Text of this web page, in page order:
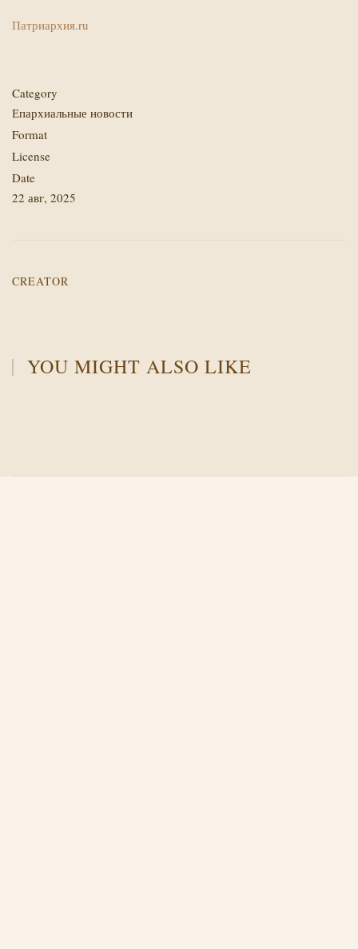
Патриархия.ru
Category
Епархиальные новости
Format
License
Date
22 авг, 2025
CREATOR
YOU MIGHT ALSO LIKE